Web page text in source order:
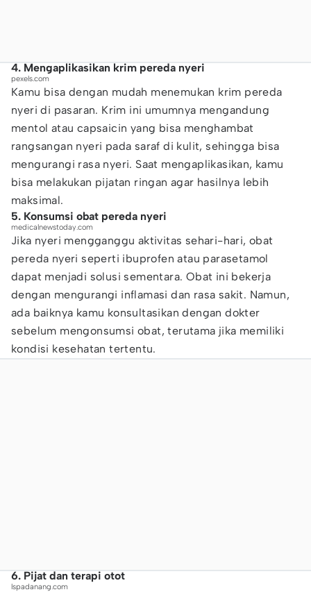
4. Mengaplikasikan krim pereda nyeri
pexels.com
Kamu bisa dengan mudah menemukan krim pereda
nyeri di pasaran. Krim ini umumnya mengandung
mentol atau capsaicin yang bisa menghambat
rangsangan nyeri pada saraf di kulit, sehingga bisa
mengurangi rasa nyeri. Saat mengaplikasikan, kamu
bisa melakukan pijatan ringan agar hasilnya lebih
maksimal.
5. Konsumsi obat pereda nyeri
medicalnewstoday.com
Jika nyeri mengganggu aktivitas sehari-hari, obat
pereda nyeri seperti ibuprofen atau parasetamol
dapat menjadi solusi sementara. Obat ini bekerja
dengan mengurangi inflamasi dan rasa sakit. Namun,
ada baiknya kamu konsultasikan dengan dokter
sebelum mengonsumsi obat, terutama jika memiliki
kondisi kesehatan tertentu.
6. Pijat dan terapi otot
lspadanang.com